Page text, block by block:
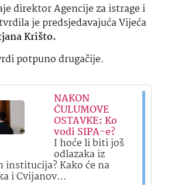
direktor Agencije za istrage i
je predsjedavajuća Vijeća
Krišto.
potpuno drugačije.
NAKON
ĆULUMOVE
OSTAVKE: Ko
vodi SIPA-e?
I hoće li biti još
odlazaka iz
institucija? Kako će na
i Cvijanov…